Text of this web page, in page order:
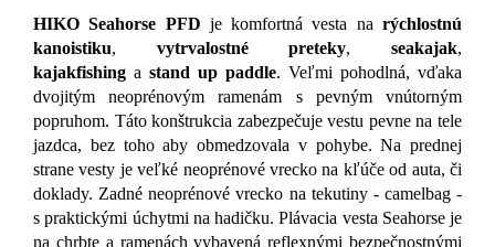
HIKO Seahorse PFD je komfortná vesta narýchlostnú
kanoistiku, vytrvalostné preteky,seakajak,
kajakfishing a stand up paddle. Veľmi pohodlná, vďaka
dvojitým neoprénovým ramenám s pevným vnútorným
popruhom. Táto konštrukcia zabezpečuje vestu pevne na tele
jazdca, bez toho aby obmedzovala v pohybe. Na prednej
strane vesty je veľké neoprénové vrecko na kľúče od auta, či
doklady. Zadné neoprénové vrecko na tekutiny - camelbag -
s praktickými úchytmi na hadičku. Plávacia vesta Seahorse je
na chrbte a ramenách vybavená reflexnými bezpečnostnými